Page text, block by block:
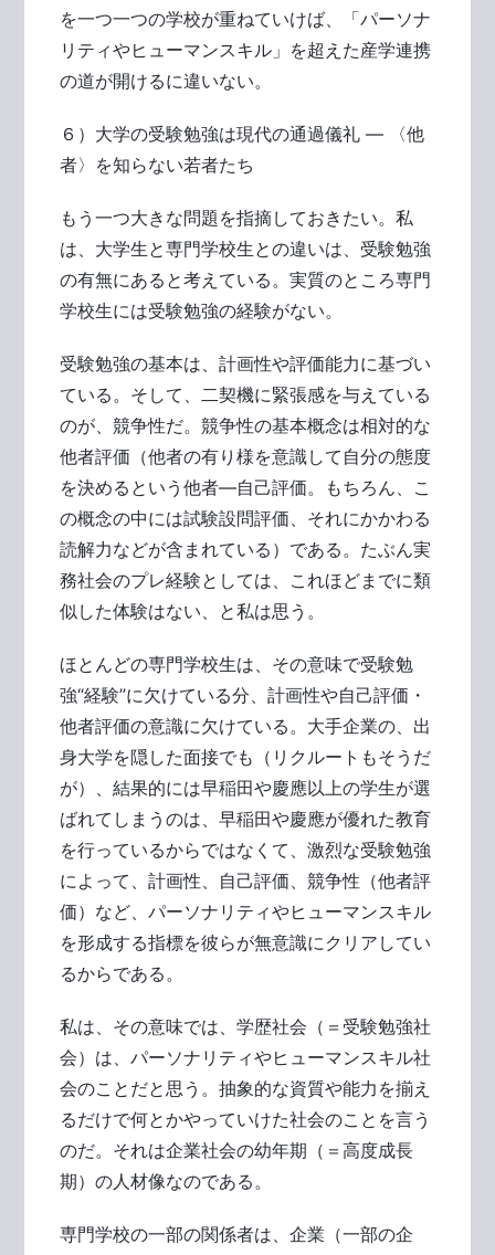
を一つ一つの学校が重ねていけば、「パーソナ
リティやヒューマンスキル」を超えた産学連携
の道が開けるに違いない。
６）大学の受験勉強は現代の通過儀礼 ― 〈他
者〉を知らない若者たち
もう一つ大きな問題を指摘しておきたい。私
は、大学生と専門学校生との違いは、受験勉強
の有無にあると考えている。実質のところ専門
学校生には受験勉強の経験がない。
受験勉強の基本は、計画性や評価能力に基づい
ている。そして、二契機に緊張感を与えている
のが、競争性だ。競争性の基本概念は相対的な
他者評価（他者の有り様を意識して自分の態度
を決めるという他者―自己評価。もちろん、こ
の概念の中には試験設問評価、それにかかわる
読解力などが含まれている）である。たぶん実
務社会のプレ経験としては、これほどまでに類
似した体験はない、と私は思う。
ほとんどの専門学校生は、その意味で受験勉
強“経験”に欠けている分、計画性や自己評価・
他者評価の意識に欠けている。大手企業の、出
身大学を隠した面接でも（リクルートもそうだ
が）、結果的には早稲田や慶應以上の学生が選
ばれてしまうのは、早稲田や慶應が優れた教育
を行っているからではなくて、激烈な受験勉強
によって、計画性、自己評価、競争性（他者評
価）など、パーソナリティやヒューマンスキル
を形成する指標を彼らが無意識にクリアしてい
るからである。
私は、その意味では、学歴社会（＝受験勉強社
会）は、パーソナリティやヒューマンスキル社
会のことだと思う。抽象的な資質や能力を揃え
るだけで何とかやっていけた社会のことを言う
のだ。それは企業社会の幼年期（＝高度成長
期）の人材像なのである。
専門学校の一部の関係者は、企業（一部の企